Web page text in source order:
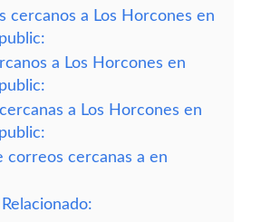
cercanos a Los Horcones en
a Los Horcones en
a Los Horcones en
correos cercanas a en